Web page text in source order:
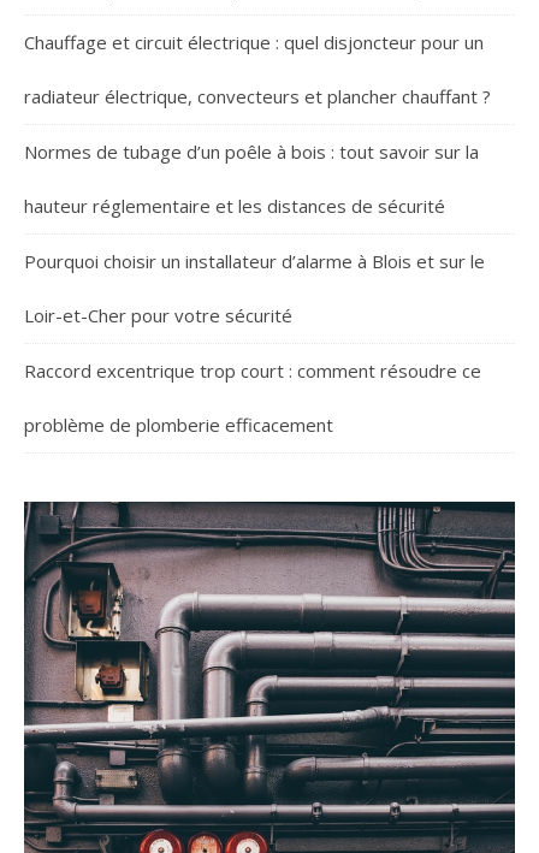
Chauffage et circuit électrique : quel disjoncteur pour un
radiateur électrique, convecteurs et plancher chauffant ?
Normes de tubage d’un poêle à bois : tout savoir sur la
hauteur réglementaire et les distances de sécurité
Pourquoi choisir un installateur d’alarme à Blois et sur le
Loir-et-Cher pour votre sécurité
Raccord excentrique trop court : comment résoudre ce
problème de plomberie efficacement